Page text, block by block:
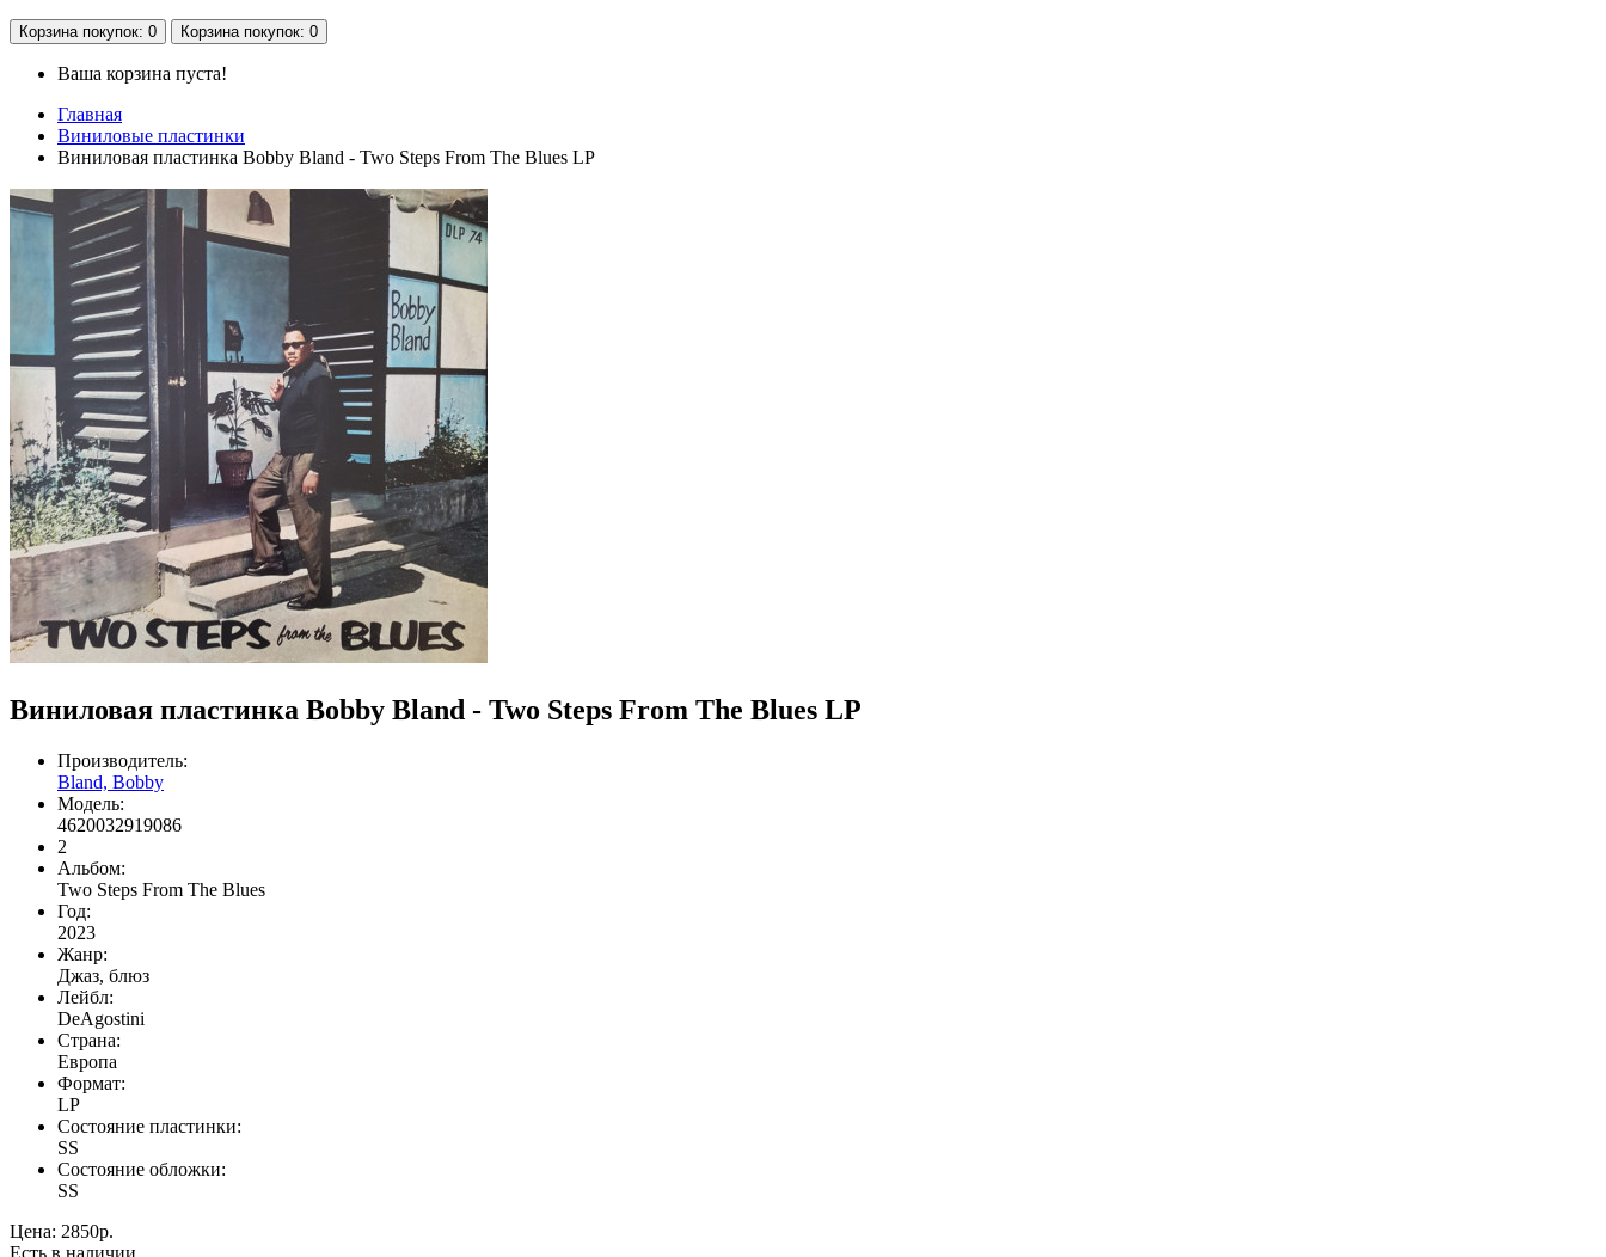
Корзина покупок: 0 Корзина покупок: 0
Ваша корзина пуста!
Главная
Виниловые пластинки
Виниловая пластинка Bobby Bland - Two Steps From The Blues LP
Виниловая пластинка Bobby Bland - Two Steps From The Blues LP
Производитель:
Bland, Bobby
Модель:
4620032919086
2
Альбом:
Two Steps From The Blues
Год:
2023
Жанр:
Джаз, блюз
Лейбл:
DeAgostini
Страна:
Европа
Формат:
LP
Состояние пластинки:
SS
Состояние обложки:
SS
Цена: 2850р.
Есть в наличии